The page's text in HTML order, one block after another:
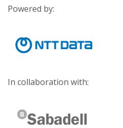
Powered by:
In collaboration with: